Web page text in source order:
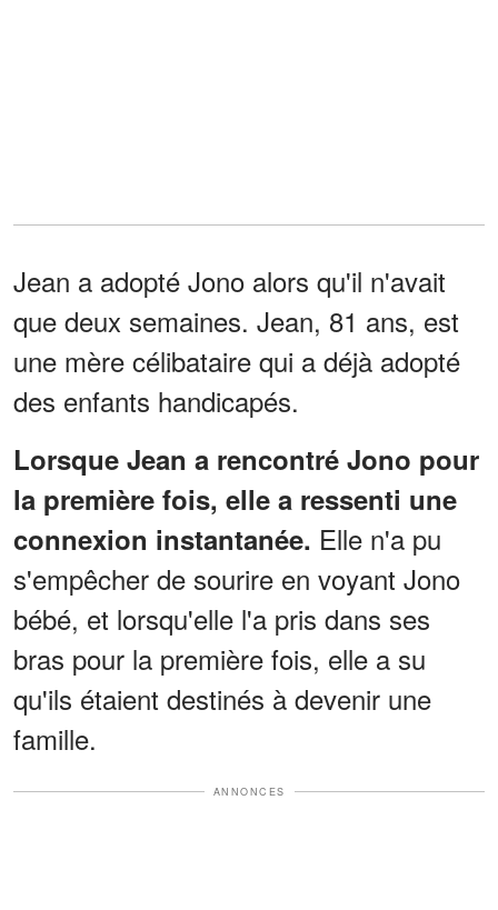
Jean a adopté Jono alors qu'il n'avait
que deux semaines. Jean, 81 ans, est
une mère célibataire qui a déjà adopté
des enfants handicapés.
Lorsque Jean a rencontré Jono pour
la première fois, elle a ressenti une
connexion instantanée. Elle n'a pu
s'empêcher de sourire en voyant Jono
bébé, et lorsqu'elle l'a pris dans ses
bras pour la première fois, elle a su
qu'ils étaient destinés à devenir une
famille.
ANNONCES